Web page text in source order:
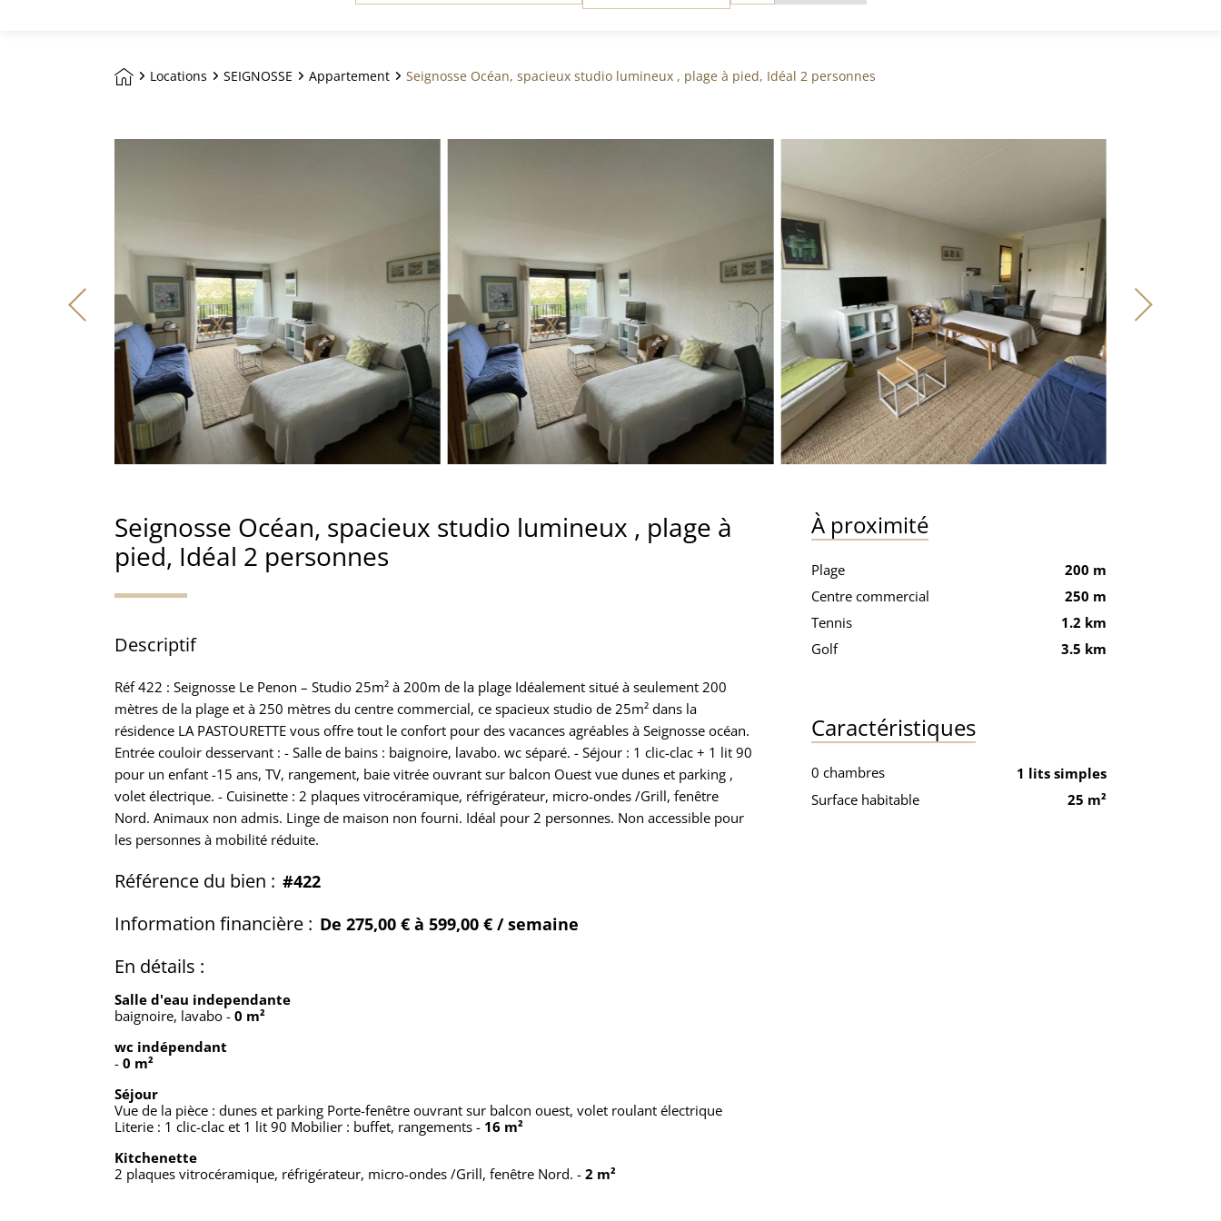
*
Locations SEIGNOSSE Appartement Seignosse Océan, spacieux studio lumineux , plage à pied, Idéal 2 personnes
Seignosse Océan, spacieux studio lumineux , plage à
pied, Idéal 2 personnes
Descriptif
Réf 422 : Seignosse Le Penon – Studio 25m² à 200m de la plage Idéalement situé à seulement 200
mètres de la plage et à 250 mètres du centre commercial, ce spacieux studio de 25m² dans la
résidence LA PASTOURETTE vous offre tout le confort pour des vacances agréables à Seignosse océan.
Entrée couloir desservant : - Salle de bains : baignoire, lavabo. wc séparé. - Séjour : 1 clic-clac + 1 lit 90
pour un enfant -15 ans, TV, rangement, baie vitrée ouvrant sur balcon Ouest vue dunes et parking ,
volet électrique. - Cuisinette : 2 plaques vitrocéramique, réfrigérateur, micro-ondes /Grill, fenêtre
Nord. Animaux non admis. Linge de maison non fourni. Idéal pour 2 personnes. Non accessible pour
les personnes à mobilité réduite.
Référence du bien : #422
Information financière : De 275,00 € à 599,00 € / semaine
En détails :
Salle d'eau independante
baignoire, lavabo - 0 m²
wc indépendant
- 0 m²
Séjour
Vue de la pièce : dunes et parking Porte-fenêtre ouvrant sur balcon ouest, volet roulant électrique
Literie : 1 clic-clac et 1 lit 90 Mobilier : buffet, rangements - 16 m²
Kitchenette
2 plaques vitrocéramique, réfrigérateur, micro-ondes /Grill, fenêtre Nord. - 2 m²
À proximité
Plage
200 m
Centre commercial
250 m
Tennis
1.2 km
Golf
3.5 km
Caractéristiques
0 chambres
1 lits simples
Surface habitable
25 m²